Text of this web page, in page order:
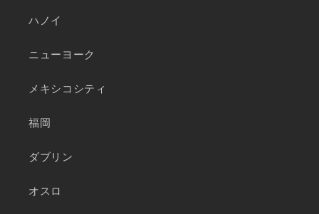
ハノイ
ニューヨーク
メキシコシティ
福岡
ダブリン
オスロ